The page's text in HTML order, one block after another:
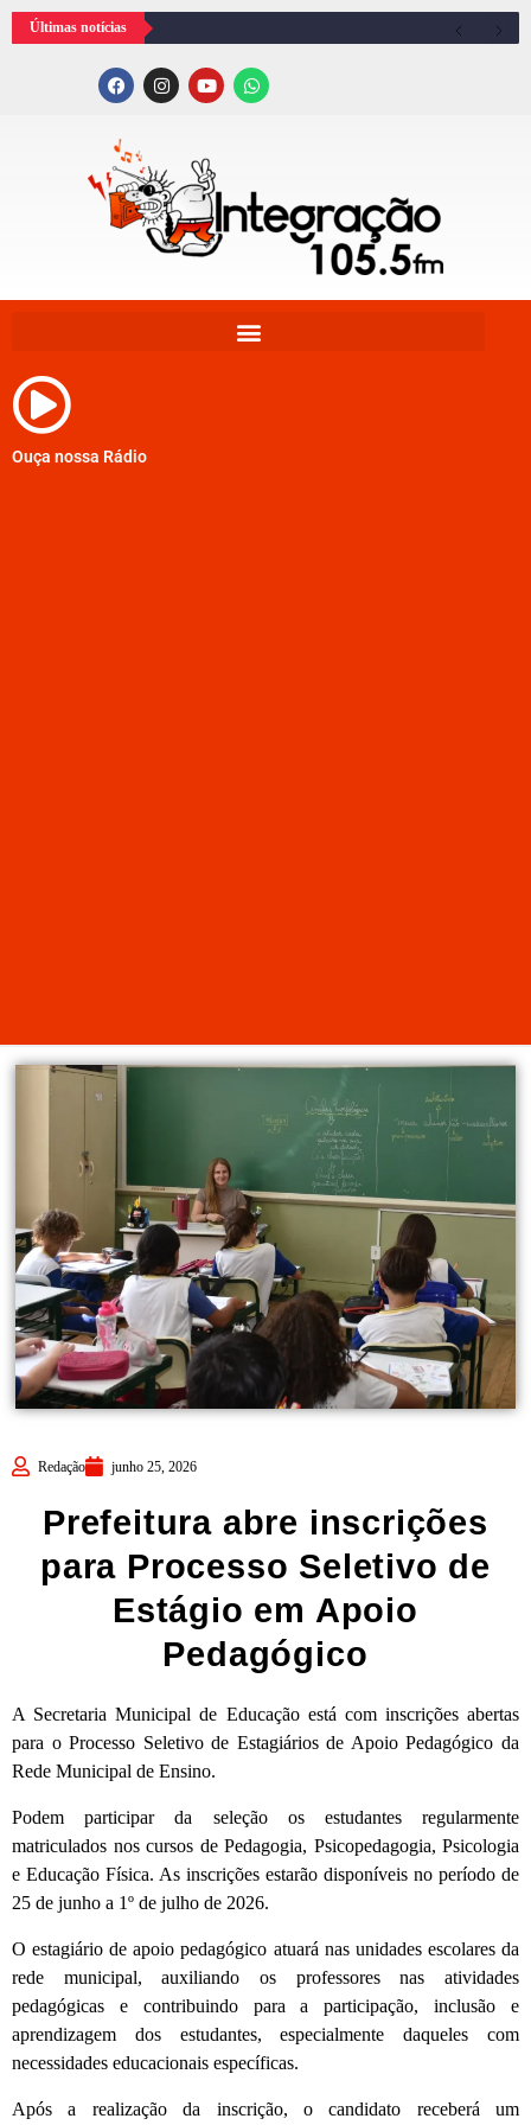
Últimas notícias
Ouça nossa Rádio
Redação junho 25, 2026
Prefeitura abre inscrições
para Processo Seletivo de
Estágio em Apoio
Pedagógico
A Secretaria Municipal de Educação está com inscrições abertas
para o Processo Seletivo de Estagiários de Apoio Pedagógico da
Rede Municipal de Ensino.
Podem participar da seleção os estudantes regularmente
matriculados nos cursos de Pedagogia, Psicopedagogia, Psicologia
e Educação Física. As inscrições estarão disponíveis no período de
25 de junho a 1º de julho de 2026.
O estagiário de apoio pedagógico atuará nas unidades escolares da
rede municipal, auxiliando os professores nas atividades
pedagógicas e contribuindo para a participação, inclusão e
aprendizagem dos estudantes, especialmente daqueles com
necessidades educacionais específicas.
Após a realização da inscrição, o candidato receberá um